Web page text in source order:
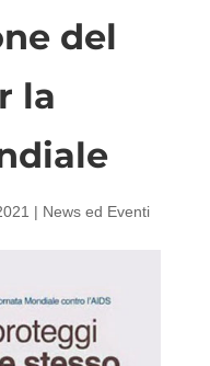
del
la
| News ed Eventi